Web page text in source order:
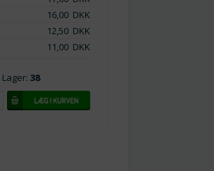
16,00DKK
12,50DKK
11,00DKK
Lager: 38